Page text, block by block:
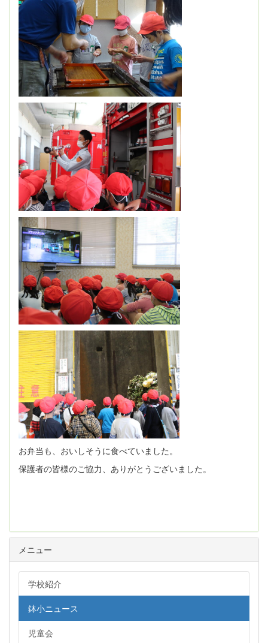
お弁当も、おいしそうに食べていました。
保護者の皆様のご協力、ありがとうございました。
メニュー
学校紹介
鉢小ニュース
児童会